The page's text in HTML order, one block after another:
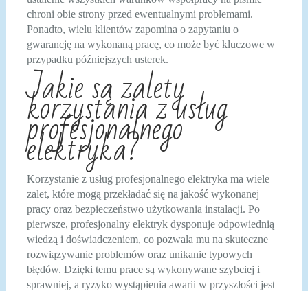
chroni obie strony przed ewentualnymi problemami.
Ponadto, wielu klientów zapomina o zapytaniu o
gwarancję na wykonaną pracę, co może być kluczowe w
przypadku późniejszych usterek.
Jakie są zalety
korzystania z usług
profesjonalnego
elektryka?
Korzystanie z usług profesjonalnego elektryka ma wiele
zalet, które mogą przekładać się na jakość wykonanej
pracy oraz bezpieczeństwo użytkowania instalacji. Po
pierwsze, profesjonalny elektryk dysponuje odpowiednią
wiedzą i doświadczeniem, co pozwala mu na skuteczne
rozwiązywanie problemów oraz unikanie typowych
błędów. Dzięki temu prace są wykonywane szybciej i
sprawniej, a ryzyko wystąpienia awarii w przyszłości jest